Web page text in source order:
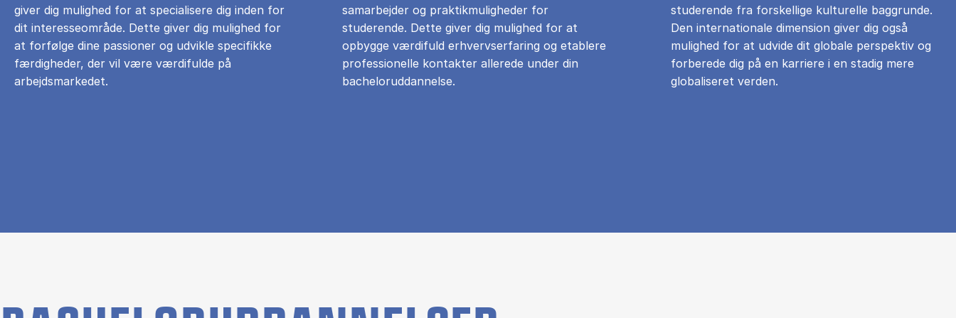
giver dig mulighed for at specialisere dig inden for
dit interesseområde. Dette giver dig mulighed for
at forfølge dine passioner og udvikle specifikke
færdigheder, der vil være værdifulde på
arbejdsmarkedet.
samarbejder og praktikmuligheder for
studerende. Dette giver dig mulighed for at
opbygge værdifuld erhvervserfaring og etablere
professionelle kontakter allerede under din
bacheloruddannelse.
studerende fra forskellige kulturelle baggrunde.
Den internationale dimension giver dig også
mulighed for at udvide dit globale perspektiv og
forberede dig på en karriere i en stadig mere
globaliseret verden.